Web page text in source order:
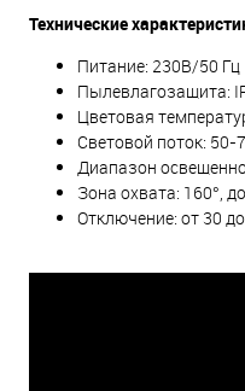
Технические
Питание: 230В/50 Гц
Пылевлагозащита:
Цветовая
Световой поток: 50-
Диапазон
Зона охвата: 160°,
Отключение: от 30